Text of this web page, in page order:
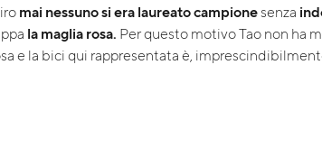
mai nessuno si era laureato campionesenza
lamaglia rosa. Per questo motivo Tao non ha
e la bici qui rappresentata è,